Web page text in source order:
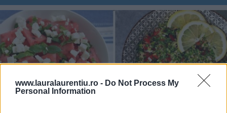
www.lauralaurentiu.ro - Do Not Process My
Personal Information